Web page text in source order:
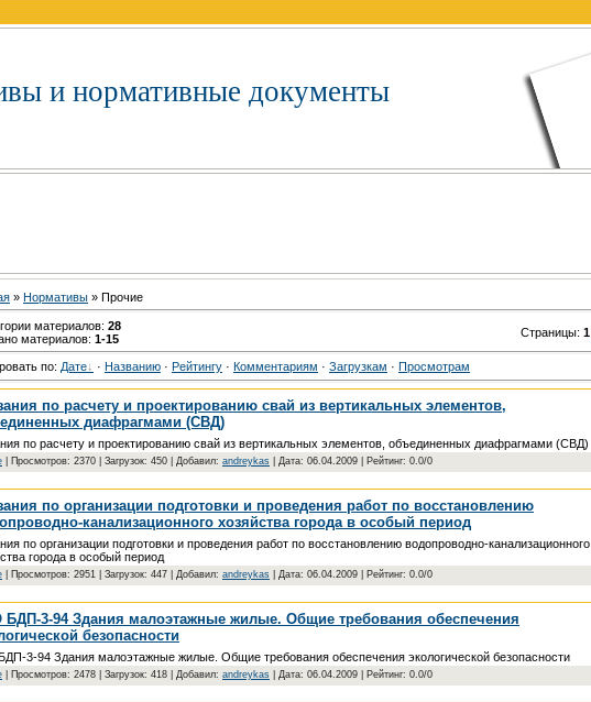
и нормативные документы
» Нормативы » Пpoчиe
материалов: 28
материалов: 1-15 Страницы: 1
по: Дате · Названию · Рейтингу · Комментариям · Загрузкам · Просмотрам
по расчету и проектированию свай из вертикальных элементов,
диафрагмами (СВД)
по расчету и проектированию свай из вертикальных элементов, объединенных диафрагмами (СВД)
| Просмотров: 2370 | Загрузок: 450 | Добавил: andreykas | Дата: 06.04.2009 | Рейтинг: 0.0/0
по организации подготовки и проведения работ по восстановлению
канализационного хозяйства города в особый период
по организации подготовки и проведения работ по восстановлению водопроводно-канализационного
города в особый период
| Просмотров: 2951 | Загрузок: 447 | Добавил: andreykas | Дата: 06.04.2009 | Рейтинг: 0.0/0
БДП-3-94 Здания малоэтажные жилые. Общие требования обеспечения
безопасности
3-94 Здания малоэтажные жилые. Общие требования обеспечения экологической безопасности
| Просмотров: 2478 | Загрузок: 418 | Добавил: andreykas | Дата: 06.04.2009 | Рейтинг: 0.0/0